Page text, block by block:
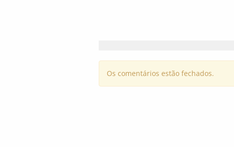
Os comentários estão fechados.